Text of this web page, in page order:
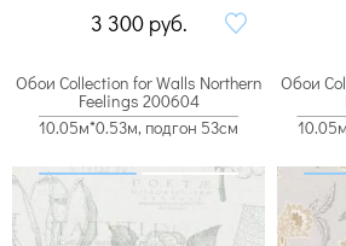
3 300 руб.
Обои Collection for Walls Northern
Feelings 200604
10.05м*0.53м, подгон 53см
Обои